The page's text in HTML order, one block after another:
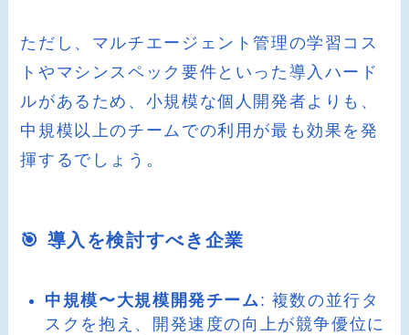
ただし、マルチエージェント管理の学習コス
トやマシンスペック要件といった導入ハード
ルがあるため、小規模な個人開発者よりも、
中規模以上のチームでの利用が最も効果を発
揮するでしょう。
🎯 導入を検討すべき企業
中規模〜大規模開発チーム: 複数の並行タ
スクを抱え、開発速度の向上が競争優位に